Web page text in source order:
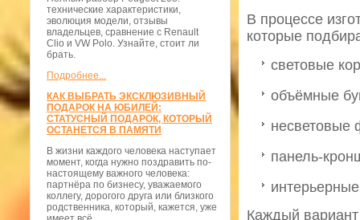
технические характеристики,
эволюция модели, отзывы
владельцев, сравнение с Renault
Clio и VW Polo. Узнайте, стоит ли
брать.
Подробнее...
КАК ВЫБРАТЬ ЭКСКЛЮЗИВНЫЙ
ПОДАРОК НА ЮБИЛЕЙ:
СТАТУСНЫЙ ПОДАРОК, КОТОРЫЙ
ОСТАНЕТСЯ В ПАМЯТИ
В жизни каждого человека наступает
момент, когда нужно поздравить по-
настоящему важного человека:
партнёра по бизнесу, уважаемого
коллегу, дорогого друга или близкого
родственника, который, кажется, уже
В процессе
которые
световые
объёмные
несветовые
панель-
Каждый